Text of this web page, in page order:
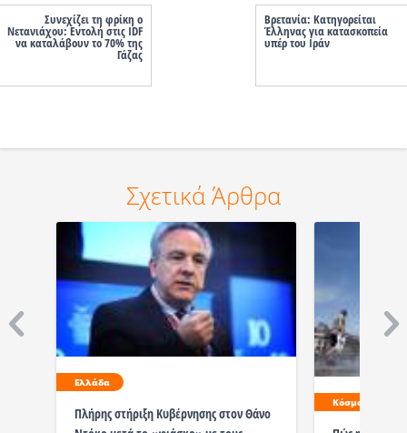
Συνεχίζει τη φρίκη ο
Νετανιάχου: Εντολή στις IDF
να καταλάβουν το 70% της
Γάζας
Βρετανία: Κατηγορείται
Έλληνας για κατασκοπεία
υπέρ του Ιράν
Σχετικά Άρθρα
Ελλάδα
Πλήρης στήριξη Κυβέρνησης στον Θάνο
Κόσμος